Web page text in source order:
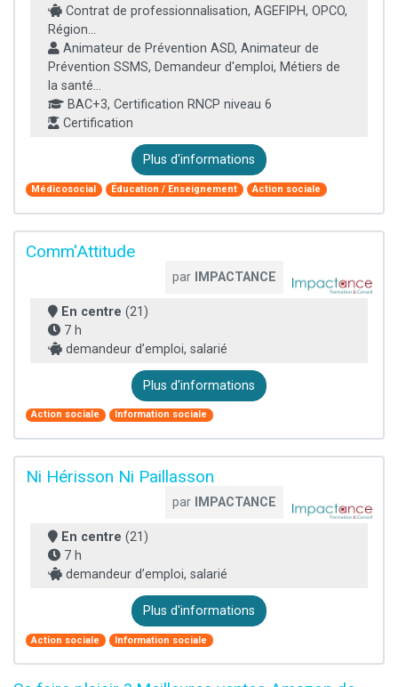
Contrat de professionnalisation, AGEFIPH, OPCO,
Région...
Animateur de Prévention ASD, Animateur de
Prévention SSMS, Demandeur d'emploi, Métiers de
la santé...
BAC+3, Certification RNCP niveau 6
Certification
Plus d'informations
Médicosocial Éducation / Enseignement Action sociale
Comm'Attitude
par IMPACTANCE
En centre (21)
7 h
demandeur d’emploi, salarié
Plus d'informations
Action sociale Information sociale
Ni Hérisson Ni Paillasson
par IMPACTANCE
En centre (21)
7 h
demandeur d’emploi, salarié
Plus d'informations
Action sociale Information sociale